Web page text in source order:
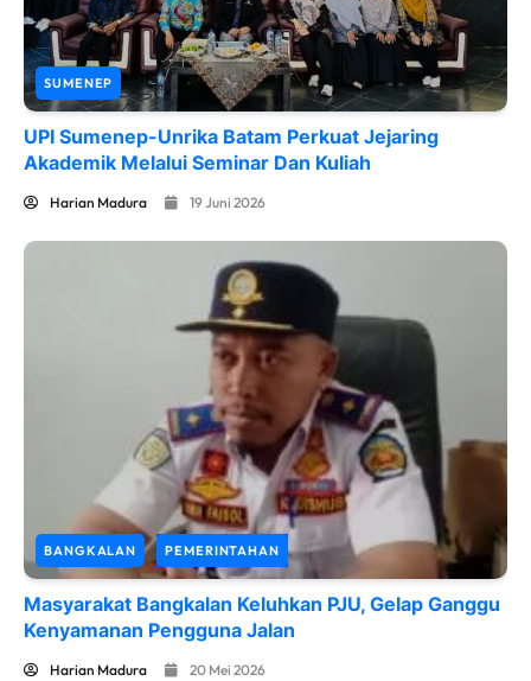
SUMENEP
UPI Sumenep-Unrika Batam Perkuat Jejaring
Akademik Melalui Seminar Dan Kuliah
Harian Madura 19 Juni 2026
BANGKALAN PEMERINTAHAN
Masyarakat Bangkalan Keluhkan PJU, Gelap Ganggu
Kenyamanan Pengguna Jalan
Harian Madura 20 Mei 2026